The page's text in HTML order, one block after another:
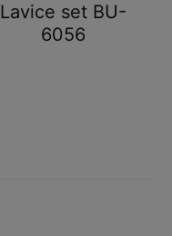
Lavice set BU-
6056